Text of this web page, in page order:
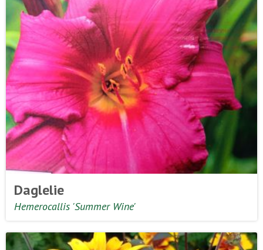
Daglelie
Hemerocallis 'Summer Wine'